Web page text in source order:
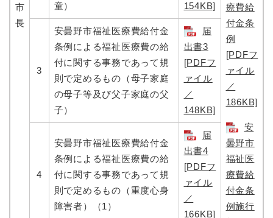
市
長
童）
154KB]
療費給
付金条
例
[PDFフ
ァイル
／
186KB]
安
曇野市
福祉医
療費給
付金条
例施行
3
安曇野市福祉医療費給付金
条例による福祉医療費の給
付に関する事務であって規
則で定めるもの（母子家庭
の母子等及び父子家庭の父
子）
届
出書3
[PDFフ
ァイル
／
148KB]
4
安曇野市福祉医療費給付金
条例による福祉医療費の給
付に関する事務であって規
則で定めるもの（重度心身
障害者）（1）
届
出書4
[PDFフ
ァイル
／
166KB]